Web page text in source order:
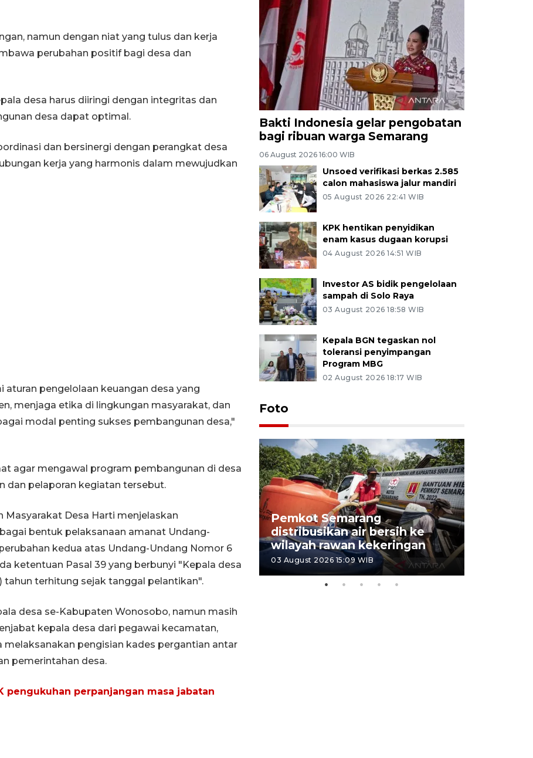
namun dengan niat yang tulus dan kerja
perubahan positif bagi desa dan
desa harus diiringi dengan integritas dan
desa dapat optimal.
dan bersinergi dengan perangkat desa
kerja yang harmonis dalam mewujudkan
pengelolaan keuangan desa yang
menjaga etika di lingkungan masyarakat, dan
modal penting sukses pembangunan desa,"
agar mengawal program pembangunan di desa
dan pelaporan kegiatan tersebut.
Masyarakat Desa Harti menjelaskan
bentuk pelaksanaan amanat Undang-
kedua atas Undang-Undang Nomor 6
ketentuan Pasal 39 yang berbunyi "Kepala desa
terhitung sejak tanggal pelantikan".
desa se-Kabupaten Wonosobo, namun masih
kepala desa dari pegawai kecamatan,
pengisian kades pergantian antar
pemerintahan desa.
pengukuhan perpanjangan masa jabatan
Bakti Indonesia gelar pengobatan
bagi ribuan warga Semarang
06 August 2026 16:00 WIB
Unsoed verifikasi berkas 2.585
calon mahasiswa jalur mandiri
05 August 2026 22:41 WIB
KPK hentikan penyidikan
enam kasus dugaan korupsi
04 August 2026 14:51 WIB
Investor AS bidik pengelolaan
sampah di Solo Raya
03 August 2026 18:58 WIB
Kepala BGN tegaskan nol
toleransi penyimpangan
Program MBG
02 August 2026 18:17 WIB
Foto
Kemarau memuncak, air
Waduk Delingan Karanganyar
menyusut
27 July 2026 20:07 WIB
Pemkot Semarang
distribusikan air bersih ke
wilayah rawan kekeringan
03 August 2026 15:09 WIB